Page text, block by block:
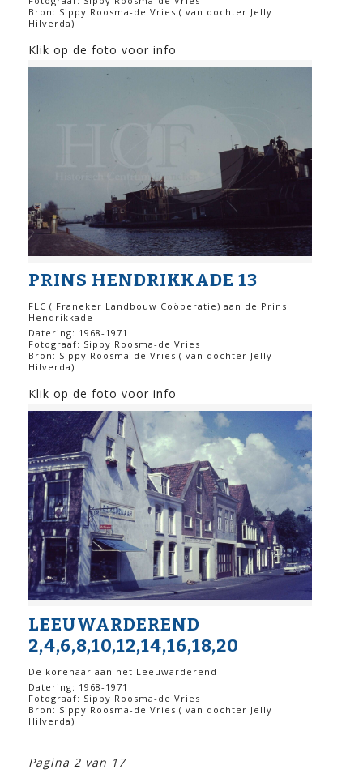
Bron: Sippy Roosma-de Vries ( van dochter Jelly
Hilverda)
Klik op de foto voor info
PRINS HENDRIKKADE 13
FLC ( Franeker Landbouw Coöperatie) aan de Prins
Hendrikkade
Datering: 1968-1971
Fotograaf: Sippy Roosma-de Vries
Bron: Sippy Roosma-de Vries ( van dochter Jelly
Hilverda)
Klik op de foto voor info
LEEUWARDEREND
2,4,6,8,10,12,14,16,18,20
De korenaar aan het Leeuwarderend
Datering: 1968-1971
Fotograaf: Sippy Roosma-de Vries
Bron: Sippy Roosma-de Vries ( van dochter Jelly
Hilverda)
Pagina 2 van 17